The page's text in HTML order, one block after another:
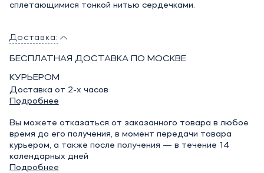
сплетающимися тонкой нитью сердечками.
Доставка:
БЕСПЛАТНАЯ ДОСТАВКА ПО МОСКВЕ
КУРЬЕРОМ
Доставка от 2-х часов
Подробнее
Вы можете отказаться от заказанного товара в любое
время до его получения, в момент передачи товара
курьером, а также после получения — в течение 14
календарных дней
Подробнее